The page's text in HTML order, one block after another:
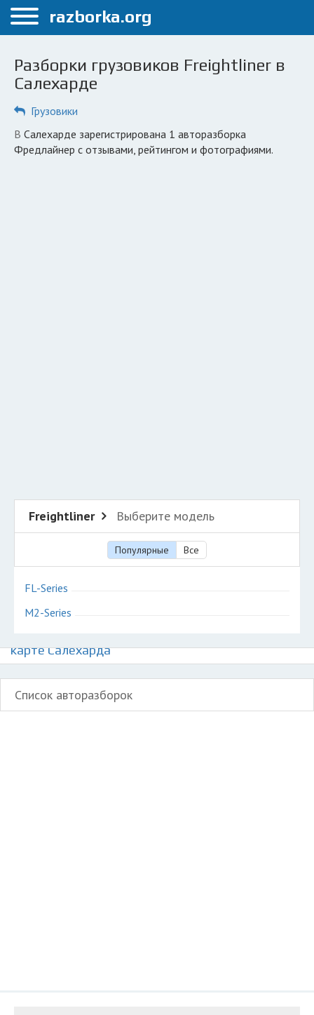
Меню
Салехард
Каталог разборок
Вопрос автоюристу
Разборки грузовиков Freightliner в
Салехарде
Грузовики
в Салехарде зарегистрирована 1 авторазборка
Фредлайнер с отзывами, рейтингом и фотографиями.
Freightliner Выберите модель
Популярные Все
FL-Series
M2-Series
карте Салехарда
Список авторазборок
razborka.org